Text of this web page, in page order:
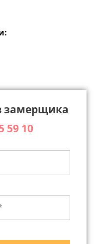
замерщика
59 10